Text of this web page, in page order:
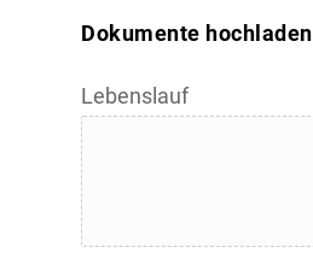
Dokumente hochladen
Lebenslauf